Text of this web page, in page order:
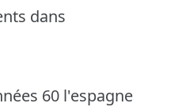
dans
60 l'espagne